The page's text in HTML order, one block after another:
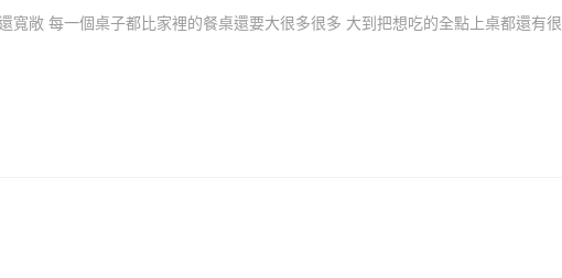
寬敞 每一個桌子都比家裡的餐桌還要大很多很多 大到把想吃的全點上桌都還有很